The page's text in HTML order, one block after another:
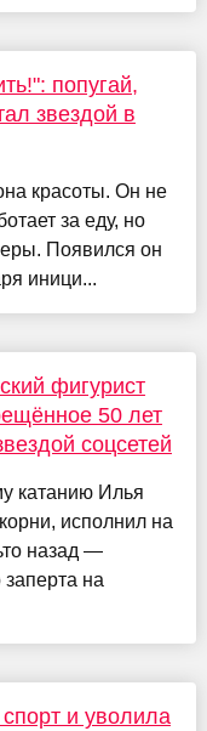
попугай,
звездой в
красоты. Он не
за еду, но
Появился он
иници...
фигурист
50 лет
соцсетей
катанию Илья
исполнил на
назад —
на
и уволила